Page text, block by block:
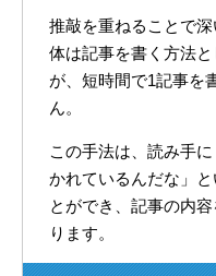
推敲を重ねることで
体は記事を書く方法
が、短時間で1記事を
ん。
この手法は、読み手
かれているんだな」
とができ、記事の内
ります。